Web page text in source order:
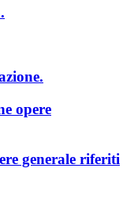
opere
generale riferiti